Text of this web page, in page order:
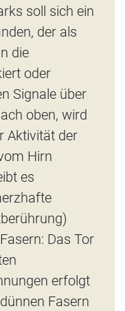
soll sich ein
der als
die
oder
Signale über
oben, wird
Aktivität der
Hirn
es
Das Tor
erfolgt
Fasern